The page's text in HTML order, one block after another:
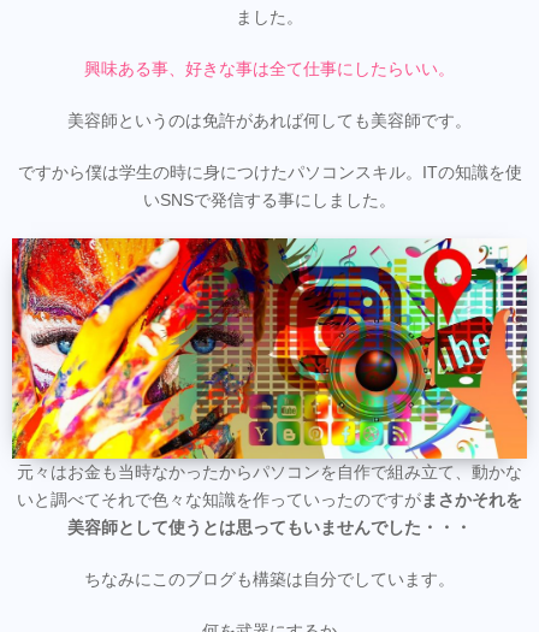
ました。
興味ある事、好きな事は全て仕事にしたらいい。
美容師というのは免許があれば何しても美容師です。
ですから僕は学生の時に身につけたパソコンスキル。ITの知識を使
いSNSで発信する事にしました。
元々はお金も当時なかったからパソコンを自作で組み立て、動かな
いと調べてそれで色々な知識を作っていったのですがまさかそれを
美容師として使うとは思ってもいませんでした・・・
ちなみにこのブログも構築は自分でしています。